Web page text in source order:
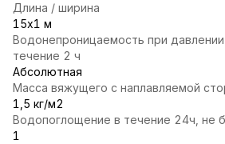
Длина / ширина
15х1 м
Водонепроницаемость при
течение 2 ч
Абсолютная
Масса вяжущего с наплавляемой
1,5 кг/м2
Водопоглощение в течение 24ч, не
1